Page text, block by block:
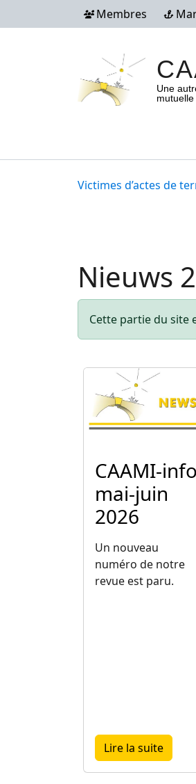
Aller au contenu principal
Membres
Une
mutuelle
Fil d'Ariane
Victimes d’actes de
Nieuws
Cette partie du site
Image
CAAMI-info
mai-juin
2026
Un nouveau
numéro de notre
revue est paru.
Lire la suiteabout